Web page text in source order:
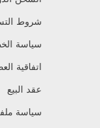
شروط
سياسة
اتفاقية
عقد البيع
سياسة